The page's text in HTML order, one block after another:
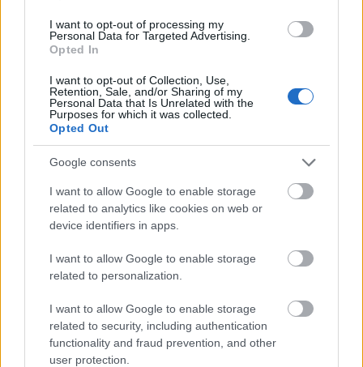
I want to opt-out of processing my
Personal Data for Targeted Advertising.
Opted In
I want to opt-out of Collection, Use,
Retention, Sale, and/or Sharing of my
Personal Data that Is Unrelated with the
Purposes for which it was collected.
Opted Out
Google consents
I want to allow Google to enable storage
related to analytics like cookies on web or
device identifiers in apps.
I want to allow Google to enable storage
related to personalization.
I want to allow Google to enable storage
related to security, including authentication
functionality and fraud prevention, and other
user protection.
roztocze
polisemia
jabłonkowanie
tabaka
kagańcowy
Hipokrates